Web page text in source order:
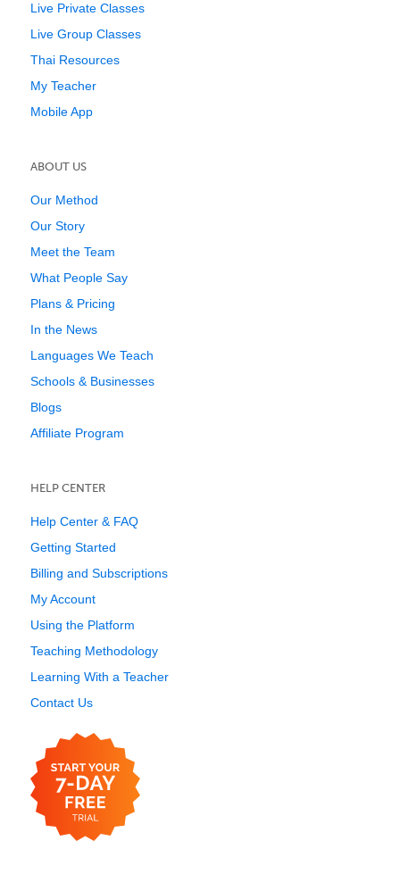
Live Private Classes
Live Group Classes
Thai Resources
My Teacher
Mobile App
ABOUT US
Our Method
Our Story
Meet the Team
What People Say
Plans & Pricing
In the News
Languages We Teach
Schools & Businesses
Blogs
Affiliate Program
HELP CENTER
Help Center & FAQ
Getting Started
Billing and Subscriptions
My Account
Using the Platform
Teaching Methodology
Learning With a Teacher
Contact Us